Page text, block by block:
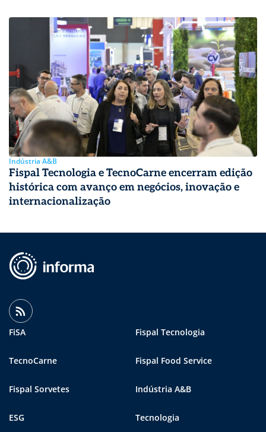
Indústria A&B
Fispal Tecnologia e TecnoCarne encerram edição
histórica com avanço em negócios, inovação e
internacionalização
FiSA Fispal Tecnologia
TecnoCarne Fispal Food Service
Fispal Sorvetes Indústria A&B
ESG Tecnologia